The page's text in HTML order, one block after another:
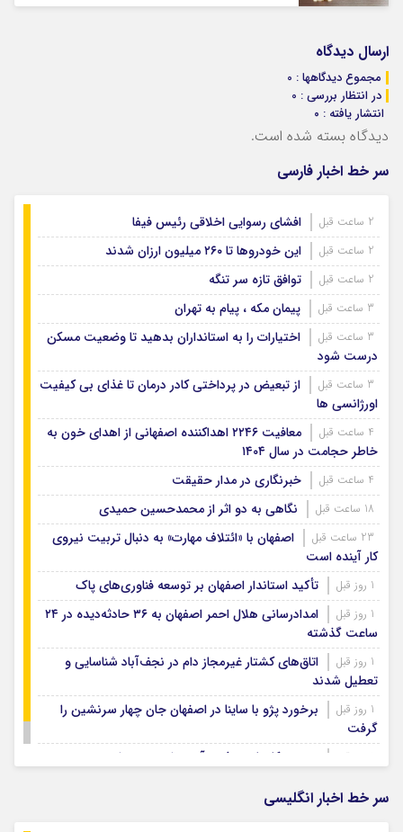
ارسال دیدگاه
مجموع دیدگاهها : 0
در انتظار بررسی : 0
انتشار یافته : ۰
دیدگاه بسته شده است.
سر خط اخبار فارسی
افشای رسوایی اخلاقی رئیس فیفا
این خودروها تا ۲۶۰ میلیون ارزان شدند
توافق تازه سر تنگه
پیمان مکه ، پیام به تهران
اختیارات را به استانداران بدهید تا وضعیت مسکن
درست شود
از تبعیض در پرداختی کادر درمان تا غذای بی کیفیت
اورژانسی ها
معافیت ۲۲۴۶ اهداکننده اصفهانی از اهدای خون به
خاطر حجامت در سال ۱۴۰۴
خبرنگاری در مدار حقیقت
نگاهی به دو اثر از محمدحسین حمیدی
اصفهان با «ائتلاف مهارت» به دنبال تربیت نیروی
کار آینده است
تأکید استاندار اصفهان بر توسعه فناوری‌های پاک
امدادرسانی هلال احمر اصفهان به ۳۶ حادثه‌دیده در ۲۴
ساعت گذشته
اتاق‌های کشتار غیرمجاز دام در نجف‌آباد شناسایی و
تعطیل شدند
برخورد پژو با ساینا در اصفهان جان چهار سرنشین را
گرفت
ویسی: کار با تیم ذوب آهن را دوست دارم
سر خط اخبار انگلیسی